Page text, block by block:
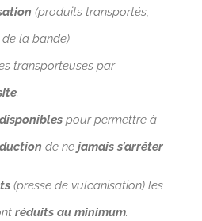
(produits transportés,
la bande)
transporteuses par
.
disponibles pour permettre à
de ne jamais s’arrêter
(presse de vulcanisation) les
réduits au minimum.